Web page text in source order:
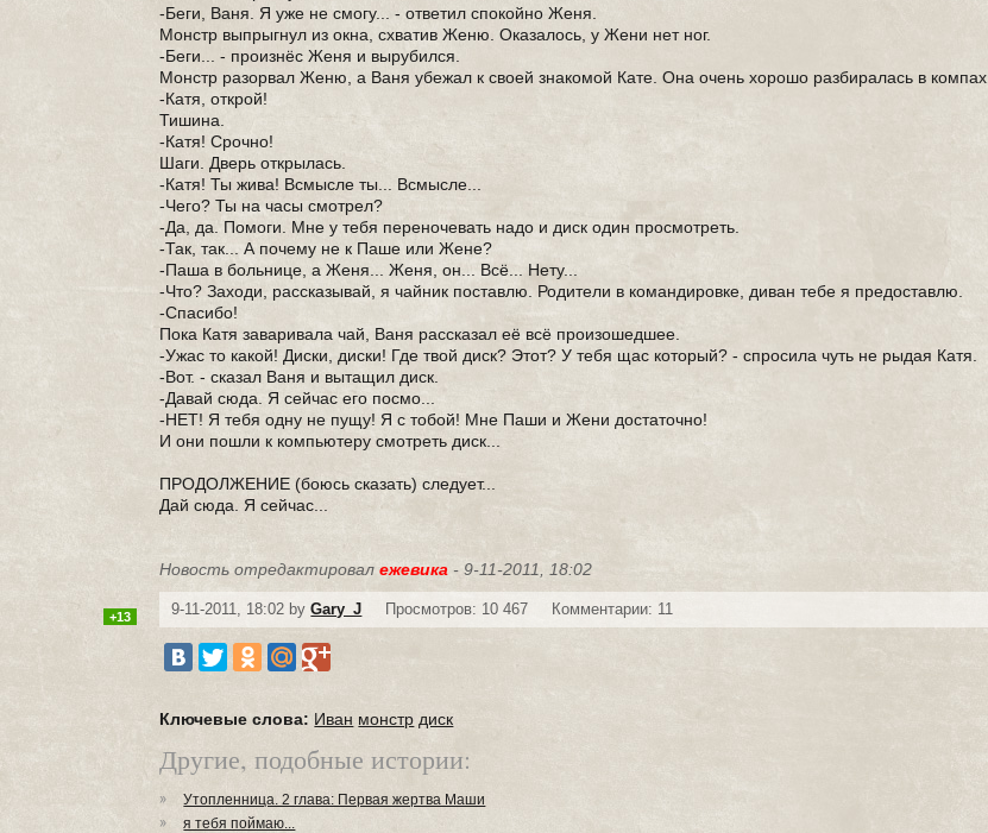
-Беги, Ваня. Я уже не смогу... - ответил спокойно Женя.
Монстр выпрыгнул из окна, схватив Женю. Оказалось, у Жени нет ног.
-Беги... - произнёс Женя и вырубился.
Монстр разорвал Женю, а Ваня убежал к своей знакомой Кате. Она очень хорошо разбиралась в компах.
-Катя, открой!
Тишина.
-Катя! Срочно!
Шаги. Дверь открылась.
-Катя! Ты жива! Всмысле ты... Всмысле...
-Чего? Ты на часы смотрел?
-Да, да. Помоги. Мне у тебя переночевать надо и диск один просмотреть.
-Так, так... А почему не к Паше или Жене?
-Паша в больнице, а Женя... Женя, он... Всё... Нету...
-Что? Заходи, рассказывай, я чайник поставлю. Родители в командировке, диван тебе я предоставлю.
-Спасибо!
Пока Катя заваривала чай, Ваня рассказал её всё произошедшее.
-Ужас то какой! Диски, диски! Где твой диск? Этот? У тебя щас который? - спросила чуть не рыдая Катя.
-Вот. - сказал Ваня и вытащил диск.
-Давай сюда. Я сейчас его посмо...
-НЕТ! Я тебя одну не пущу! Я с тобой! Мне Паши и Жени достаточно!
И они пошли к компьютеру смотреть диск...
ПРОДОЛЖЕНИЕ (боюсь сказать) следует...
Дай сюда. Я сейчас...
Новость отредактировалежевика - 9-11-2011, 18:02
9-11-2011, 18:02 byGary_J Просмотров: 10 467 Комментарии: 11
+13
Ключевые слова: Иван монстр диск
Другие, подобные истории:
Утопленница. 2 глава: Первая жертва Маши
я тебя поймаю...